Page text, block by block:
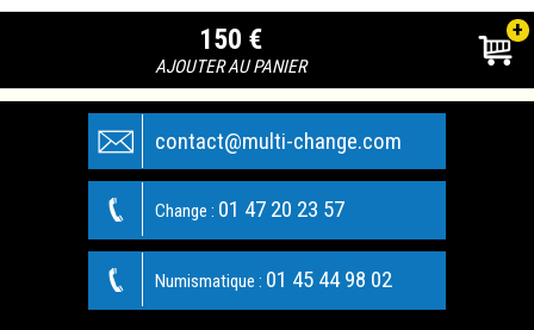
150 €
AJOUTER AU PANIER
+
contact@multi-change.com
Change : 01 47 20 23 57
Numismatique : 01 45 44 98 02